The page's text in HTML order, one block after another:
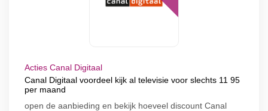
Acties Canal Digitaal
Canal Digitaal voordeel kijk al televisie voor slechts 11 95
per maand
open de aanbieding en bekijk hoeveel discount Canal